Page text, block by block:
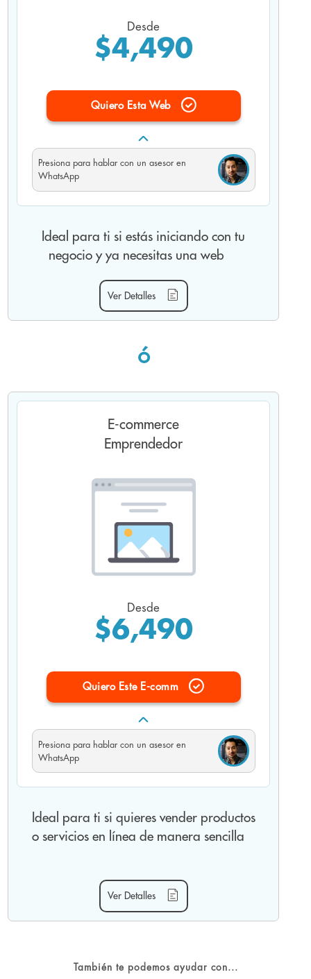
Desde
$4,490
Quiero Esta Web
Presionapara hablar con un asesor en
WhatsApp
Ideal para ti si estás iniciando con tu
negocio y ya necesitas una web
Hasta 4 secciones de contenido
Organiza tu contenido en hasta 4 secciones
inicio, nosotros, servicios, contacto.
Diseño personalizado
Diseño basado en bloques predefinidos
para generar un layout único y
personalizado para ti.
Ejemplos de este tipo de web
CyG Contadores
Ver Detalles
ó
E-commerce
Emprendedor
Desde
$6,490
Quiero Este E-comm
Presionapara hablar con un asesor en
WhatsApp
Ideal para ti si quieres vender productos
o servicios en línea de manera sencilla
Hasta 4 secciones de contenido
Organiza tu contenido en hasta 4 secciones
de contenido, por ejemplo estas secciones:
Ver Detalles
También te podemos ayudar con...